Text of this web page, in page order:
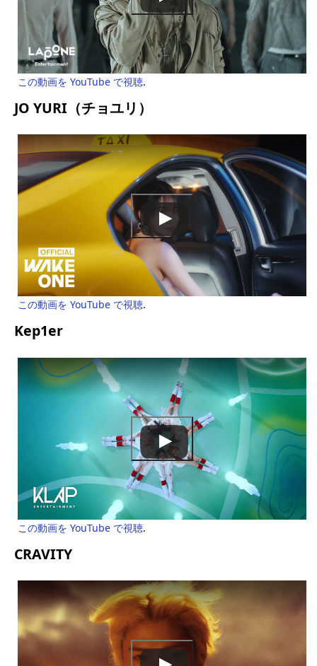
この動画を YouTube で視聴.
JO YURI（チョユリ）
この動画を YouTube で視聴.
Kep1er
この動画を YouTube で視聴.
CRAVITY